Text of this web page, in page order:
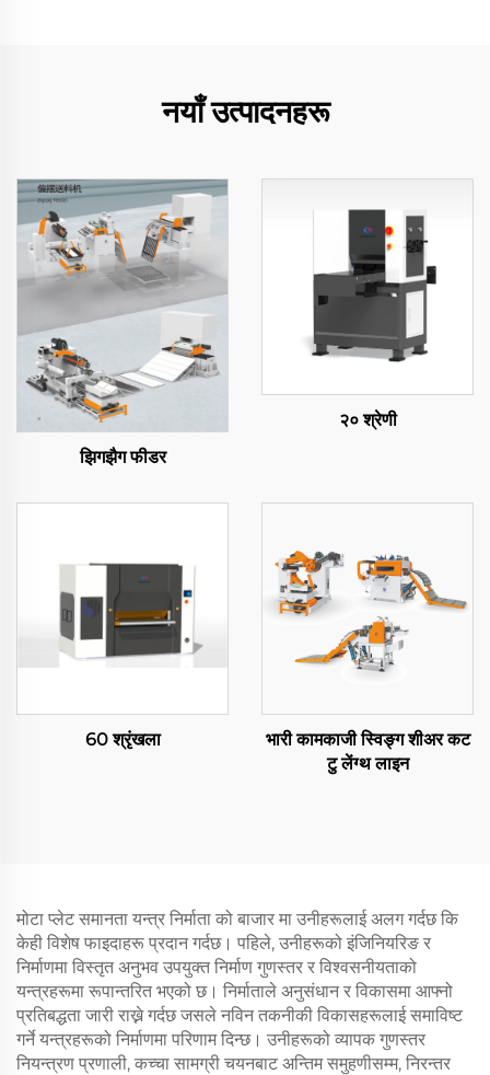
नयाँ उत्पादनहरू
झिगझैग फीडर
२० श्रेणी
60 श्रृंखला
भारी कामकाजी स्विङ्ग शीअर कट
टु लेंग्थ लाइन
मोटा प्लेट समानता यन्त्र निर्माता को बाजार मा उनीहरूलाई अलग गर्दछ कि
केही विशेष फाइदाहरू प्रदान गर्दछ। पहिले, उनीहरूको इंजिनियरिङ र
निर्माणमा विस्तृत अनुभव उपयुक्त निर्माण गुणस्तर र विश्वसनीयताको
यन्त्रहरूमा रूपान्तरित भएको छ। निर्माताले अनुसंधान र विकासमा आफ्नो
प्रतिबद्धता जारी राख्ने गर्दछ जसले नविन तकनीकी विकासहरूलाई समाविष्ट
गर्ने यन्त्रहरूको निर्माणमा परिणाम दिन्छ। उनीहरूको व्यापक गुणस्तर
नियन्त्रण प्रणाली, कच्चा सामग्री चयनबाट अन्तिम समुहणीसम्म, निरन्तर